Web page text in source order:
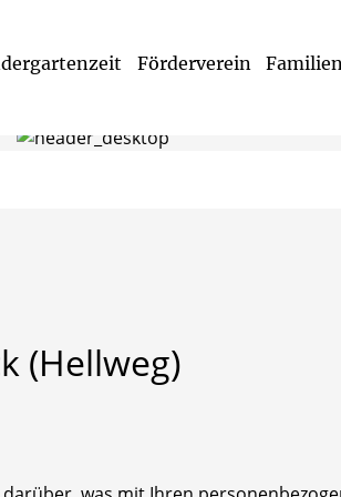
Förderverein
(Hellweg)